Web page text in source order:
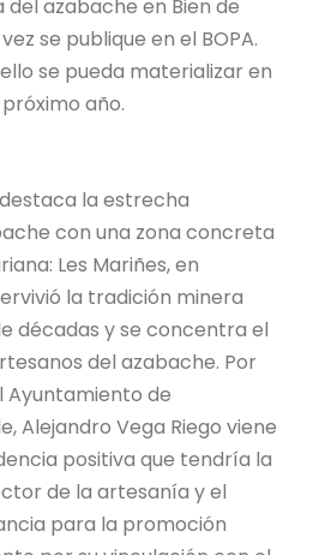
azabache en Bien de
se publique en el BOPA.
se pueda materializar en
año.
la estrecha
con una zona concreta
Les Mariñes, en
la tradición minera
décadas y se concentra el
del azabache. Por
Ayuntamiento de
Alejandro Vega Riego viene
positiva que tendría la
de la artesanía y el
para la promoción